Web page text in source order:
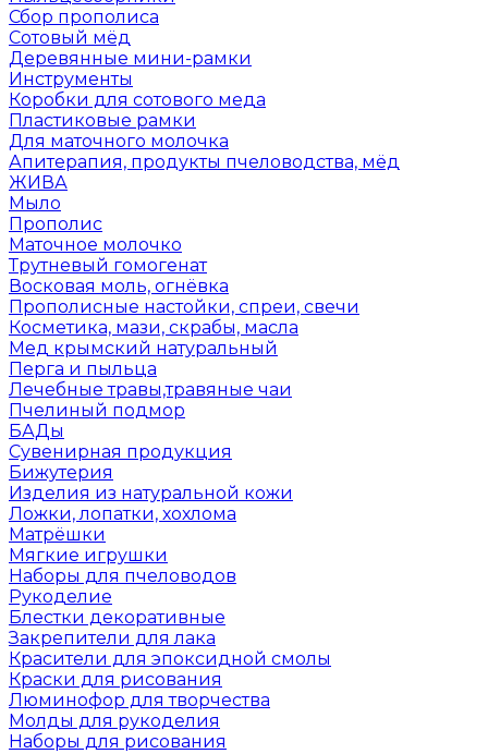
Сбор прополиса
Сотовый мёд
Деревянные мини-рамки
Инструменты
Коробки для сотового меда
Пластиковые рамки
Для маточного молочка
Апитерапия, продукты пчеловодства, мёд
ЖИВА
Мыло
Прополис
Маточное молочко
Трутневый гомогенат
Восковая моль, огнёвка
Прополисные настойки, спреи, свечи
Косметика, мази, скрабы, масла
Мед крымский натуральный
Перга и пыльца
Лечебные травы,травяные чаи
Пчелиный подмор
БАДы
Сувенирная продукция
Бижутерия
Изделия из натуральной кожи
Ложки, лопатки, хохлома
Матрёшки
Мягкие игрушки
Наборы для пчеловодов
Рукоделие
Блестки декоративные
Закрепители для лака
Красители для эпоксидной смолы
Краски для рисования
Люминофор для творчества
Молды для рукоделия
Наборы для рисования